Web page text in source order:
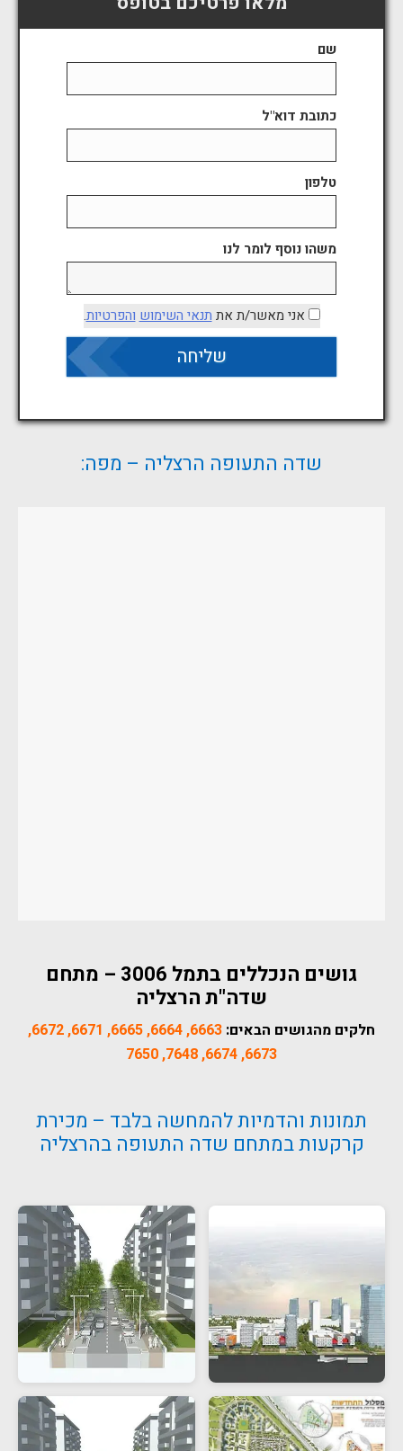
שם
כתובת דוא"ל
טלפון
משהו נוסף לומר לנו
אני מאשר/ת את תנאי השימוש והפרטיות.
שדה התעופה הרצליה – מפה:
גושים הנכללים בתמל 3006 – מתחם
שדה"ת הרצליה
חלקים מהגושים הבאים:
6663, 6664, 6665, 6671, 6672,
6673, 6674, 7648, 7650
תמונות והדמיות להמחשה בלבד – מכירת
קרקעות במתחם שדה התעופה בהרצליה